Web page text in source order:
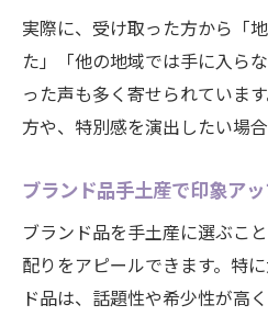
実際に、受け取った方から「
た」「他の地域では手に入ら
った声も多く寄せられていま
方や、特別感を演出したい場
ブランド品手土産で印象ア
ブランド品を手土産に選ぶこ
配りをアピールできます。特
ド品は、話題性や希少性が高